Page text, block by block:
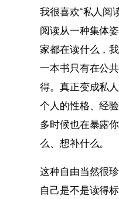
我很喜欢“私人阅
阅读从一种集体
家都在读什么，
一本书只有在公
得。真正变成私
个人的性格、经
多时候也在暴露
么、想补什么。
这种自由当然很
自己是不是读得